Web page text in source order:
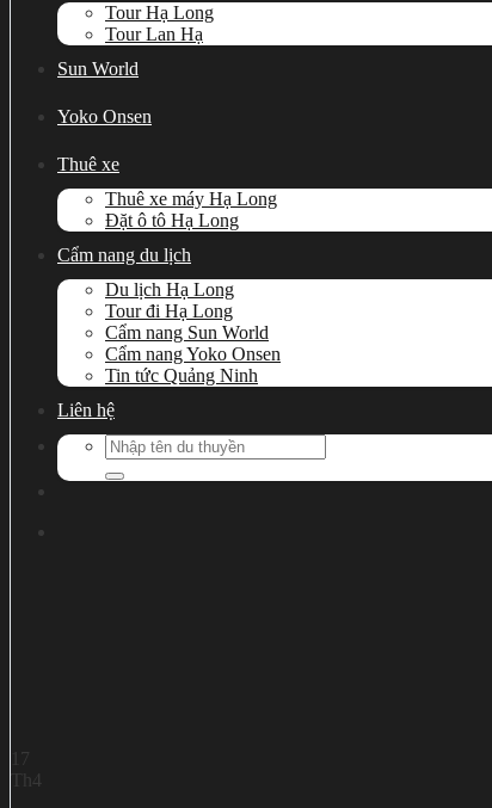
Tour Hạ Long
Tour Lan Hạ
Sun World
Yoko Onsen
Thuê xe
Thuê xe máy Hạ Long
Đặt ô tô Hạ Long
Cẩm nang du lịch
Du lịch Hạ Long
Tour đi Hạ Long
Cẩm nang Sun World
Cẩm nang Yoko Onsen
Tin tức Quảng Ninh
Liên hệ
Search
for:
17
Th4